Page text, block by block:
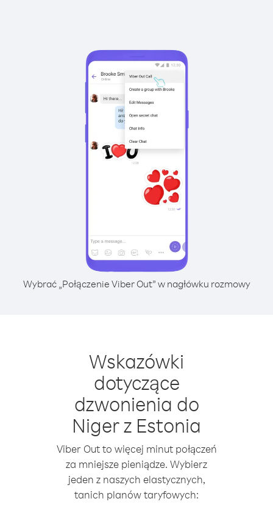
Wybrać „Połączenie Viber Out” w nagłówku rozmowy
Wskazówki
dotyczące
dzwonienia do
Niger z Estonia
Viber Out to więcej minut połączeń
za mniejsze pieniądze. Wybierz
jeden z naszych elastycznych,
tanich planów taryfowych: